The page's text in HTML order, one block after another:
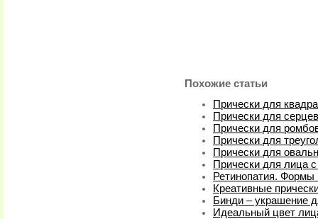
Похожие статьи
Прически для
Прически для
Прически для
Прически для
Прически для
Прически для лица
Ретинопатия. Формы
Креативные
Бинди – украшение
Идеальный цвет